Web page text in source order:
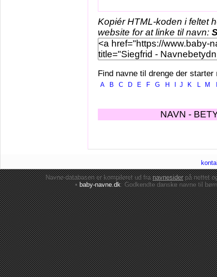
Kopiér HTML-koden i feltet
website for at linke til navn:
Find navne til drenge der starter
A B C D E F G H J K L M
NAVN -
Navne-databasen er kompileret ud franavnesiderpå nettet
•baby-navne.dk: Godkendte danskenavne til børn